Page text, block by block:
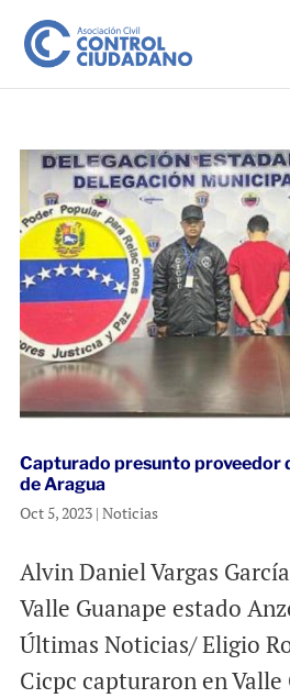
Capturado presunto proveedor
de Aragua
Oct 5, 2023| Noticias
Alvin Daniel Vargas
Valle Guanape estado
Últimas Noticias/ Eligio
Cicpc capturaron en Valle